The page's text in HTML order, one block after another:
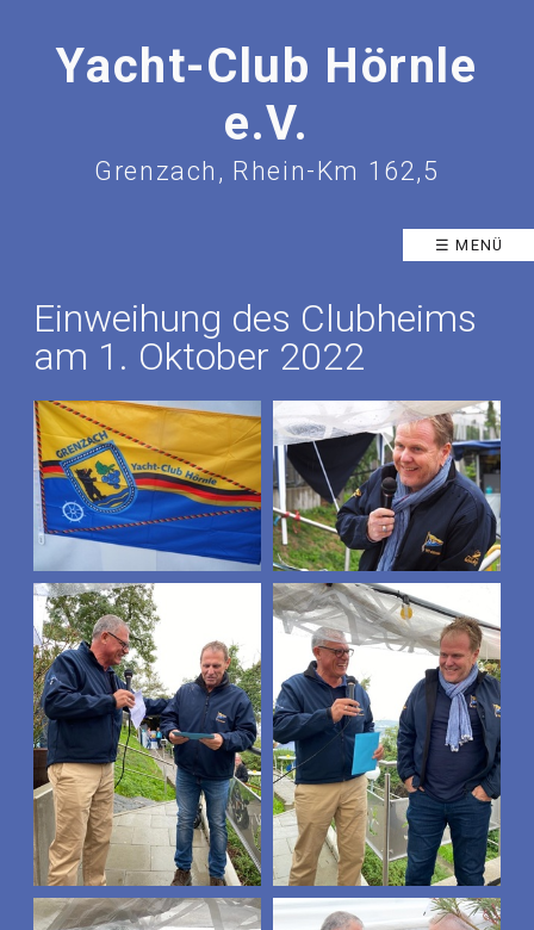
Yacht-Club Hörnle
e.V.
Grenzach, Rhein-Km 162,5
☰ MENÜ
Einweihung des Clubheims
am 1. Oktober 2022